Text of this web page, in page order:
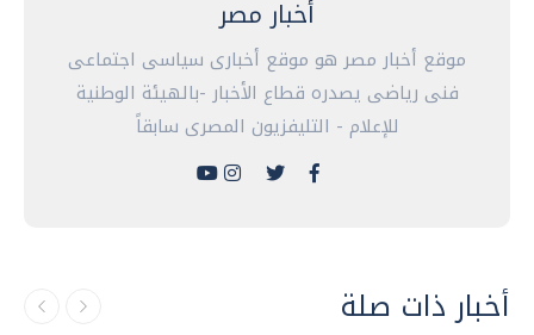
أخبار مصر
موقع أخبار مصر هو موقع أخبارى سياسى اجتماعى
فنى رياضى يصدره قطاع الأخبار -بالهيئة الوطنية
للإعلام - التليفزيون المصرى سابقاً
أخبار ذات صلة